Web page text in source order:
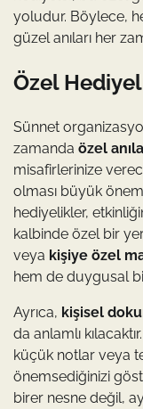
yoludur. Böylece,
güzel anıları her
Özel
Sünnet
zamanda özel
misafirlerinize
olması büyük
hediyelikler,
kalbinde özel bir yer
veya kişiye özel
hem de duygusal
Ayrıca, kişisel
da anlamlı
küçük notlar veya
önemsediğinizi
birer nesne değil,